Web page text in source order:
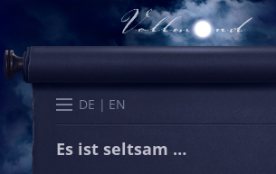
DE EN
Start Kalender
Es ist seltsam …